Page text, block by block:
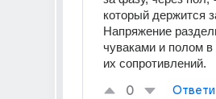
который держится
Напряжение
чуваками и полом
их сопротивлений.
0